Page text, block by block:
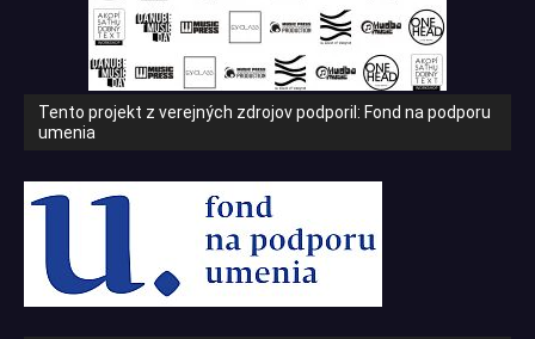
Tento projekt z verejných zdrojov podporil: Fond na podporu
umenia